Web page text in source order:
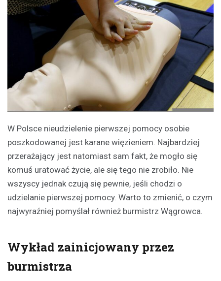
W Polsce nieudzielenie pierwszej pomocy osobie
poszkodowanej jest karane więzieniem. Najbardziej
przerażający jest natomiast sam fakt, że mogło się
komuś uratować życie, ale się tego nie zrobiło. Nie
wszyscy jednak czują się pewnie, jeśli chodzi o
udzielanie pierwszej pomocy. Warto to zmienić, o czym
najwyraźniej pomyślał również burmistrz Wągrowca.
Wykład zainicjowany przez
burmistrza